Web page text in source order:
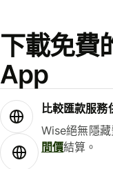
下載免費
App
比較匯款服務
Wise絕無隱
間價結算。